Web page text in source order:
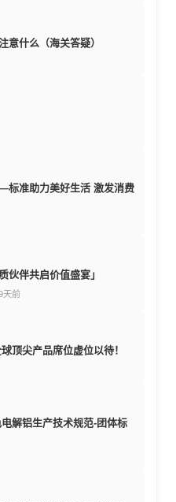
意什么（海关答疑）
准助力美好生活 激发消费
伙伴共启价值盛宴」
天前
顶尖产品席位虚位以待！
解铝生产技术规范-团体标